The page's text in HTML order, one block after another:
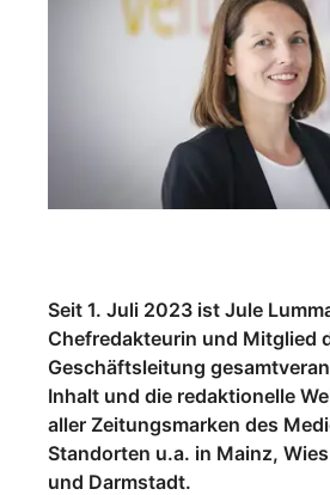
Seit 1. Juli 2023 ist Jule
Chefredakteurin und Mitglied
Geschäftsleitung
Inhalt und die redaktionelle
aller Zeitungsmarken des
Standorten u.a. in Mainz,
und Darmstadt.